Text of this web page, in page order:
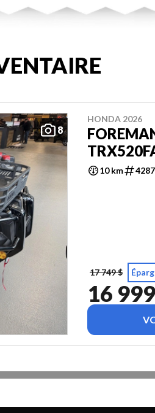
8
HONDA 2026
10 km
17 749 $
16